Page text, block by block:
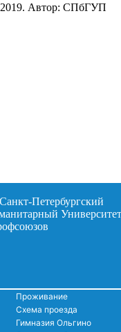
. Автор: СПбГУП
Проживание
Схема проезда
Гимназия Ольгино